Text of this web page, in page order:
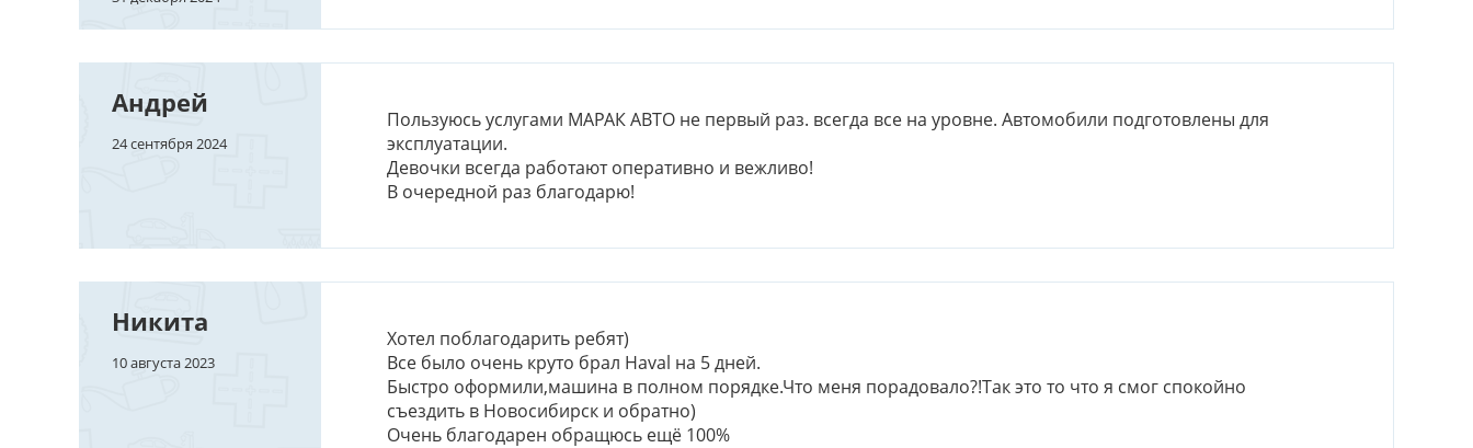
Андрей
24 сентября 2024
Пользуюсь услугами МАРАК АВТО не первый раз. всегда все на уровне. Автомобили подготовлены для
эксплуатации.
Девочки всегда работают оперативно и вежливо!
В очередной раз благодарю!
Никита
10 августа 2023
Хотел поблагодарить ребят)
Все было очень круто брал Haval на 5 дней.
Быстро оформили,машина в полном порядке.Что меня порадовало?!Так это то что я смог спокойно
съездить в Новосибирск и обратно)
Очень благодарен обращюсь ещё 100%